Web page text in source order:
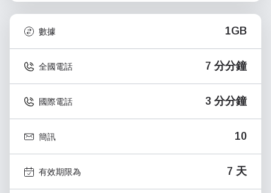
數據 1GB
全國電話 7 分分鐘
國際電話 3 分分鐘
簡訊 10
有效期限為 7 天